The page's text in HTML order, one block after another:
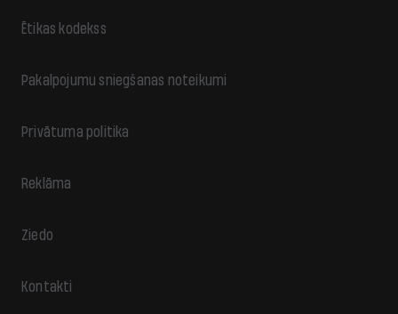
Ētikas kodekss
Pakalpojumu sniegšanas noteikumi
Privātuma politika
Reklāma
Ziedo
Kontakti